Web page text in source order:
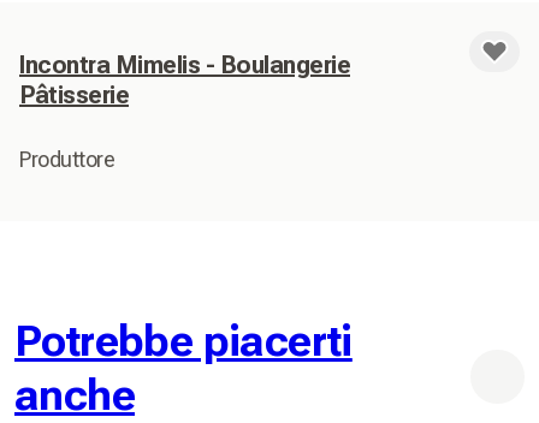
Incontra Mimelis - Boulangerie
Pâtisserie
Produttore
Potrebbe piacerti
anche